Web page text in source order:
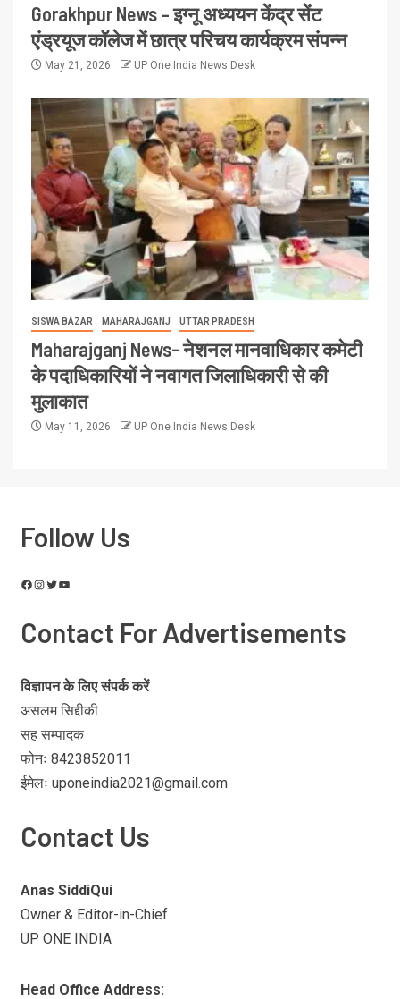
Gorakhpur News – इग्नू अध्ययन केंद्र सेंट
एंड्रयूज कॉलेज में छात्र परिचय कार्यक्रम संपन्न
May 21, 2026 UP One India News Desk
SISWA BAZAR MAHARAJGANJ UTTAR PRADESH
Maharajganj News- नेशनल मानवाधिकार कमेटी
के पदाधिकारियों ने नवागत जिलाधिकारी से की
मुलाकात
May 11, 2026 UP One India News Desk
Follow Us
Contact For Advertisements
विज्ञापन के लिए संपर्क करें
असलम सिद्दीकी
सह सम्पादक
फोनः 8423852011
ईमेलः uponeindia2021@gmail.com
Contact Us
Anas SiddiQui
Owner & Editor-in-Chief
UP ONE INDIA
Head Office Address: